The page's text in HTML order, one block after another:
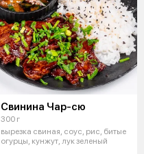
Свинина Чар-сю
300 г
вырезка свиная, соус, рис, битые
огурцы, кунжут, лук зеленый